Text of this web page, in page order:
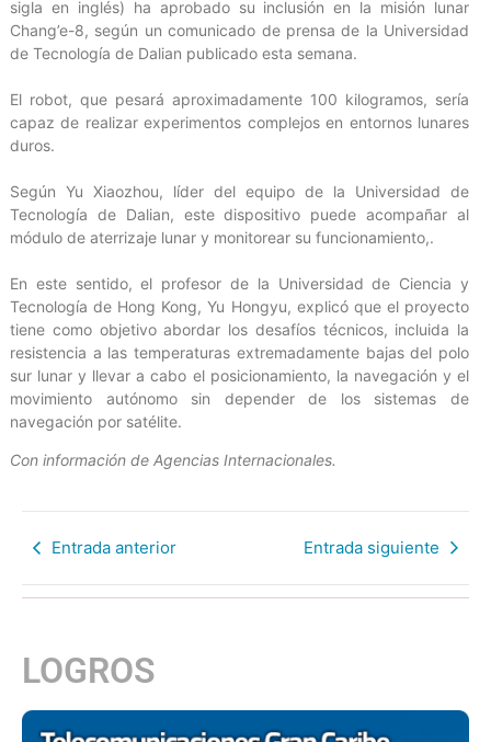
sigla en inglés) ha aprobado su inclusión en la misión lunar
Chang’e-8, según un comunicado de prensa de la Universidad
de Tecnología de Dalian publicado esta semana.
El robot, que pesará aproximadamente 100 kilogramos, sería
capaz de realizar experimentos complejos en entornos lunares
duros.
Según Yu Xiaozhou, líder del equipo de la Universidad de
Tecnología de Dalian, este dispositivo puede acompañar al
módulo de aterrizaje lunar y monitorear su funcionamiento,.
En este sentido, el profesor de la Universidad de Ciencia y
Tecnología de Hong Kong, Yu Hongyu, explicó que el proyecto
tiene como objetivo abordar los desafíos técnicos, incluida la
resistencia a las temperaturas extremadamente bajas del polo
sur lunar y llevar a cabo el posicionamiento, la navegación y el
movimiento autónomo sin depender de los sistemas de
navegación por satélite.
Con información de Agencias Internacionales.
Entrada anterior Entrada siguiente
LOGROS